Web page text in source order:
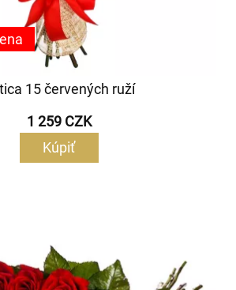
15 červených ruží
1 259 CZK
Kúpiť